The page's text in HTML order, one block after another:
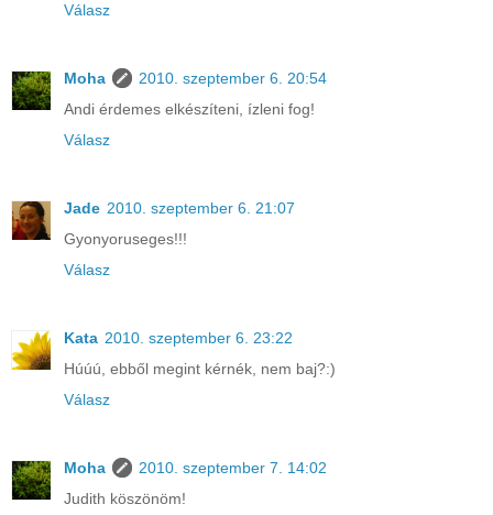
Válasz
Moha
2010. szeptember 6. 20:54
Andi érdemes elkészíteni, ízleni fog!
Válasz
Jade 2010. szeptember 6. 21:07
Gyonyoruseges!!!
Válasz
Kata 2010. szeptember 6. 23:22
Húúú, ebből megint kérnék, nem baj?:)
Válasz
Moha
2010. szeptember 7. 14:02
Judith köszönöm!